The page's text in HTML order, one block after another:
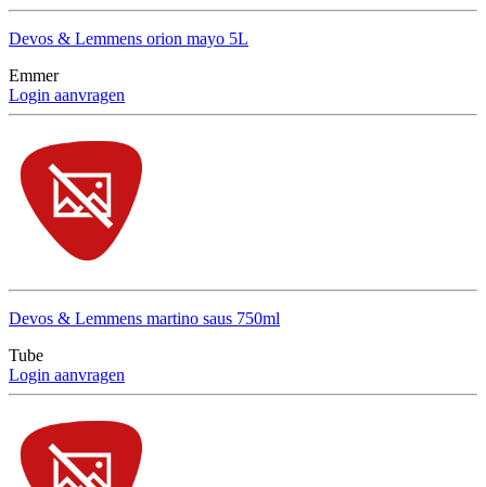
Devos & Lemmens orion mayo 5L
Emmer
Login aanvragen
Devos & Lemmens martino saus 750ml
Tube
Login aanvragen